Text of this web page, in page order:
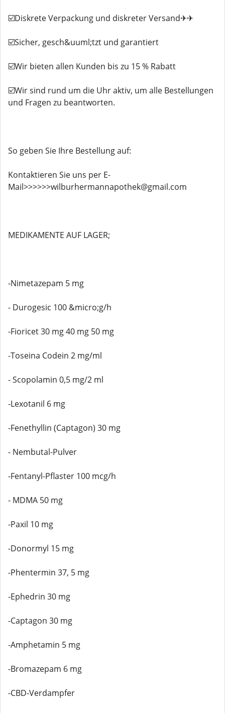
☑️Diskrete Verpackung und diskreter Versand✈✈
☑️Sicher, gesch&uuml;tzt und garantiert
☑️Wir bieten allen Kunden bis zu 15 % Rabatt
☑️Wir sind rund um die Uhr aktiv, um alle Bestellungen
und Fragen zu beantworten.
So geben Sie Ihre Bestellung auf:
Kontaktieren Sie uns per E-
Mail>>>>>>wilburhermannapothek@gmail.com
MEDIKAMENTE AUF LAGER;
-Nimetazepam 5 mg
- Durogesic 100 &micro;g/h
-Fioricet 30 mg 40 mg 50 mg
-Toseina Codein 2 mg/ml
- Scopolamin 0,5 mg/2 ml
-Lexotanil 6 mg
-Fenethyllin (Captagon) 30 mg
- Nembutal-Pulver
-Fentanyl-Pflaster 100 mcg/h
- MDMA 50 mg
-Paxil 10 mg
-Donormyl 15 mg
-Phentermin 37, 5 mg
-Ephedrin 30 mg
-Captagon 30 mg
-Amphetamin 5 mg
-Bromazepam 6 mg
-CBD-Verdampfer